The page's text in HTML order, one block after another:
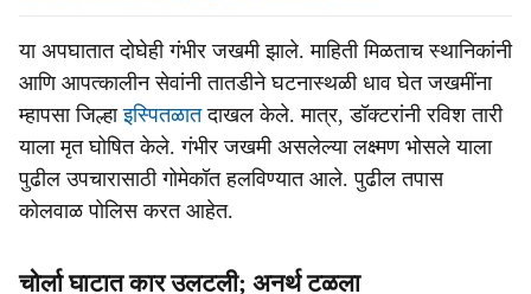
या अपघातात दोघेही गंभीर जखमी झाले. माहिती मिळताच स्थानिकांनी
आणि आपत्कालीन सेवांनी तातडीने घटनास्थळी धाव घेत जखमींना
म्हापसा जिल्हाइस्पितळातदाखल केले. मात्र, डॉक्टरांनी रविश तारी
याला मृत घोषित केले. गंभीर जखमी असलेल्या लक्ष्मण भोसले याला
पुढील उपचारासाठी गोमेकॉत हलविण्यात आले. पुढील तपास
कोलवाळ पोलिस करत आहेत.
चोर्ला घाटात कार उलटली; अनर्थ टळला